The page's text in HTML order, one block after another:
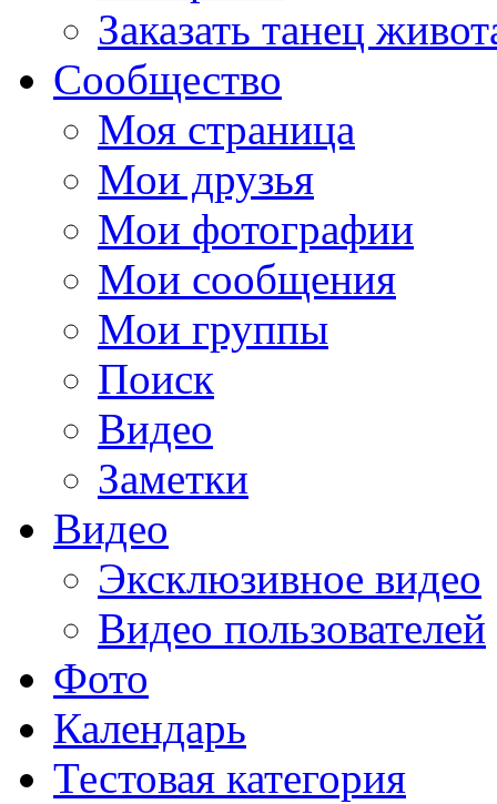
Заказать танец
Сообщество
Моя страница
Мои друзья
Мои фотографии
Мои сообщения
Мои группы
Поиск
Видео
Заметки
Видео
Эксклюзивное видео
Видео пользователей
Фото
Календарь
Тестовая категория